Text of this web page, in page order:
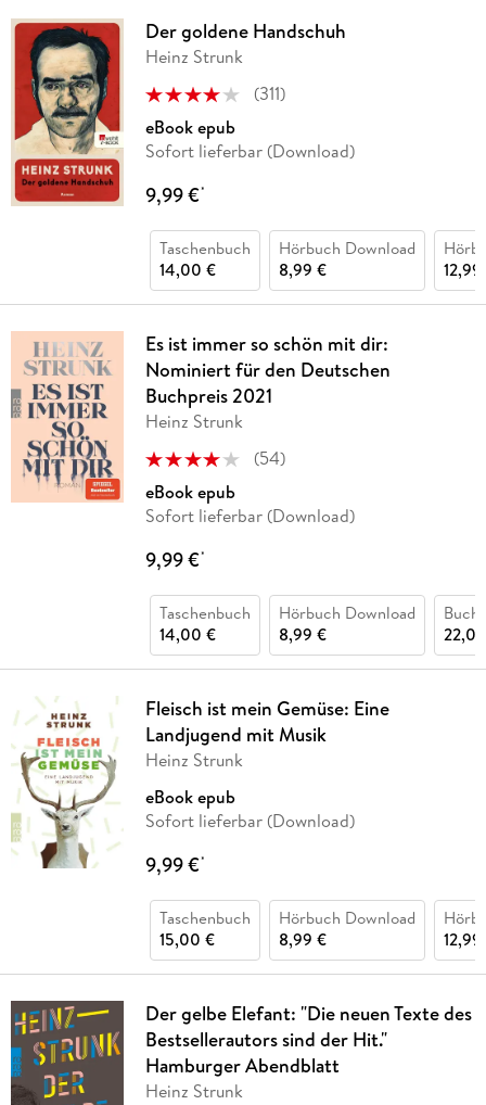
Der goldene Handschuh
Heinz Strunk
(311)
eBook epub
Sofort lieferbar (Download)
9,99 €*
Taschenbuch
14,00 €
Hörbuch Download
8,99 €
Es ist immer so schön mit dir:
Nominiert für den Deutschen
Buchpreis 2021
Heinz Strunk
(54)
eBook epub
Sofort lieferbar (Download)
9,99 €*
Taschenbuch
14,00 €
Hörbuch Download
8,99 €
Buch
Fleisch ist mein Gemüse: Eine
Landjugend mit Musik
Heinz Strunk
eBook epub
Sofort lieferbar (Download)
9,99 €*
Taschenbuch
15,00 €
Hörbuch Download
8,99 €
Der gelbe Elefant: "Die neuen Texte des
Bestsellerautors sind der Hit."
Hamburger Abendblatt
Heinz Strunk